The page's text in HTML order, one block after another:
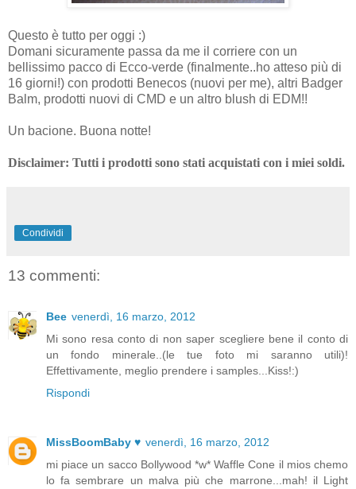
Questo è tutto per oggi :)
Domani sicuramente passa da me il corriere con un
bellissimo pacco di Ecco-verde (finalmente..ho atteso più di
16 giorni!) con prodotti Benecos (nuovi per me), altri Badger
Balm, prodotti nuovi di CMD e un altro blush di EDM!!
Un bacione. Buona notte!
Disclaimer: Tutti i prodotti sono stati acquistati con i miei soldi.
Condividi
13 commenti:
Bee venerdì, 16 marzo, 2012
Mi sono resa conto di non saper scegliere bene il conto di
un fondo minerale..(le tue foto mi saranno utili)!
Effettivamente, meglio prendere i samples...Kiss!:)
Rispondi
MissBoomBaby ♥ venerdì, 16 marzo, 2012
mi piace un sacco Bollywood *w* Waffle Cone il mios chemo
lo fa sembrare un malva più che marrone...mah! il Light